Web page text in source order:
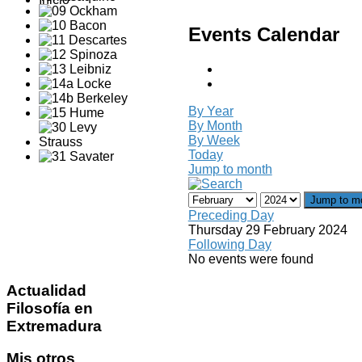
Events Calendar
By Year
By Month
By Week
Today
Jump to month
Jump to
Preceding Day
Thursday 29 February 2024
Following Day
No events were found
Actualidad
Filosofía en
Extremadura
Mis otros